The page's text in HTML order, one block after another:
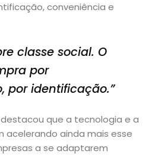
conveniência e
classe social. O
por
por identificação.”
que a tecnologia e a
acelerando ainda mais esse
a se adaptarem